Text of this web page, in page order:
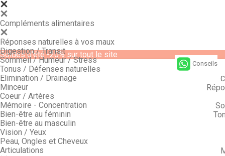
Soldes d'été -20% sur tout le site
Compléments alimentaires
Réponses naturelles à vos maux
Digestion / Transit
Sommeil / Humeur / Stress
Tonus / Défenses naturelles
Elimination / Drainage
Minceur
Coeur / Artères
Mémoire - Concentration
Bien-être au féminin
Bien-être au masculin
Vision / Yeux
Peau, Ongles et Cheveux
Articulations
Conseils